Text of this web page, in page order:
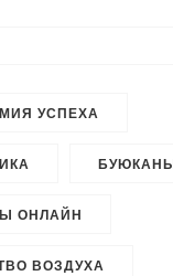
УСПЕХА
БУЮКАНЫ
ОНЛАЙН
ВОЗДУХА